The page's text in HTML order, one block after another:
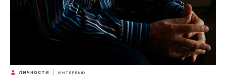
ЛИЧНОСТИ ИНТЕРВЬЮ